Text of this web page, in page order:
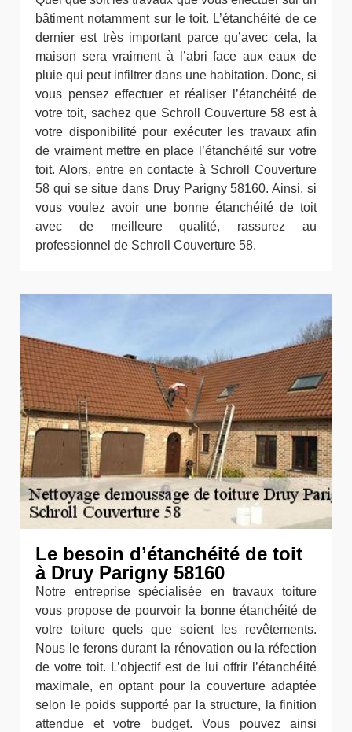
bâtiment notamment sur le toit. L’étanchéité de ce
dernier est très important parce qu’avec cela, la
maison sera vraiment à l’abri face aux eaux de
pluie qui peut infiltrer dans une habitation. Donc, si
vous pensez effectuer et réaliser l’étanchéité de
votre toit, sachez que Schroll Couverture 58 est à
votre disponibilité pour exécuter les travaux afin
de vraiment mettre en place l’étanchéité sur votre
toit. Alors, entre en contacte à Schroll Couverture
58 qui se situe dans Druy Parigny 58160. Ainsi, si
vous voulez avoir une bonne étanchéité de toit
avec de meilleure qualité, rassurez au
professionnel de Schroll Couverture 58.
Le besoin d’étanchéité de toit
à Druy Parigny 58160
Notre entreprise spécialisée en travaux toiture
vous propose de pourvoir la bonne étanchéité de
votre toiture quels que soient les revêtements.
Nous le ferons durant la rénovation ou la réfection
de votre toit. L’objectif est de lui offrir l’étanchéité
maximale, en optant pour la couverture adaptée
selon le poids supporté par la structure, la finition
attendue et votre budget. Vous pouvez ainsi